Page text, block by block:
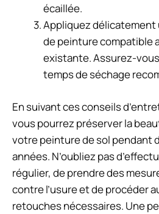
écaillée.
Appliquez
de peinture compatible
existante. Assurez-
temps de séchage
En suivant ces conseils
vous pourrez préserver la
votre peinture de sol pendant
années. N’oubliez pas
régulier, de prendre des
contre l’usure et de procéder
retouches nécessaires. Une